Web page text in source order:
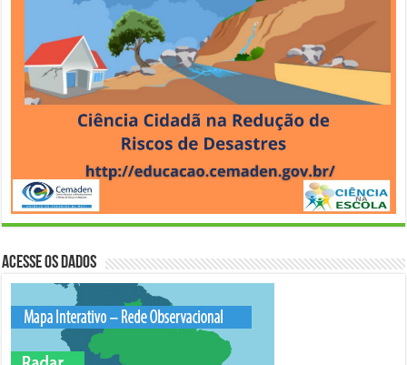
Acesse os Dados